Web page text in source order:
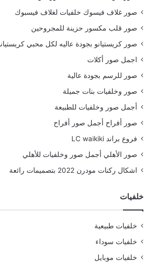
صور غلاف فيسوك خلفيات لغلاف فيسبوك
صور قلب مكسور حزينة للمجروحين
صور كريستيانو بجودة عاليه لكل محبي
اجمل صور أكلات
صور للرسم بجودة عالية
صور وخلفيات بنات جميلة
أجمل صور وخلفيات للطبيعة
صور أفراح أجمل صور أفراح
فروع براند LC waikiki
صور الأهلي أجمل صور وخلفيات للأهلي
اشكال ركنات مودرن 2022 بتصميمات رائعة
خلفيات
خلفيات طبيعية
خلفيات سوداء
خلفيات موبايل